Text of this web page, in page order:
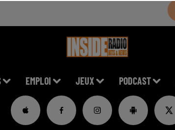
EMPLOI JEUX PODCAST